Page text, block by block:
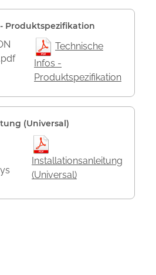
Produktspezifikation
Technische
Infos -
Produktspezifikation
(Universal)
Installationsanleitung
(Universal)